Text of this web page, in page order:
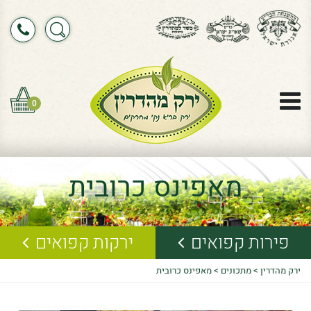
0
מאפינס כרובית
פירות קפואים ירקות קפואים
ירק מהדרין >מתכונים >מאפינס כרובית